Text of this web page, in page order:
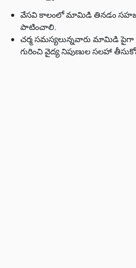
వేసవి కాలంలో మామిడి తినడం
పాటించాలి.
చర్మ సమస్యలున్నవారు మామిడి
గురించి వైద్య నిపుణుల సలహా